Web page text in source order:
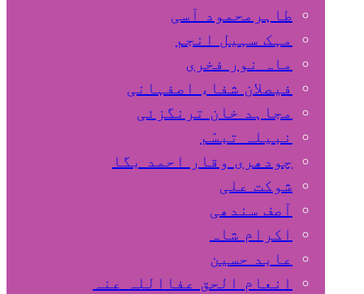
طاہرمحمود آسی
مہک سہیل انجم
ماہ نور فخری
فیصلان شفاء اصفہانی
مجاہد خان ترنگزئی
نبیلہ تبسّم
چودھری وقار احمد بگا
شوکت علی
آصف سندھی
اکرام شاہ
عابد حسین
انعام الحق عفااللہ عنہ